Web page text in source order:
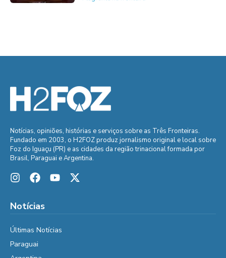
Notícias, opiniões, histórias e serviços sobre as Três Fronteiras.
Fundado em 2003, o H2FOZ produz jornalismo original e local sobre
Foz do Iguaçu (PR) e as cidades da região trinacional formada por
Brasil, Paraguai e Argentina.
Notícias
Últimas Notícias
Paraguai